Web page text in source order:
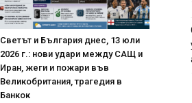
Светът и България днес, 13 юли
2026 г.: нови удари между САЩ и
Иран, жеги и пожари във
Великобритания, трагедия в
Банкок